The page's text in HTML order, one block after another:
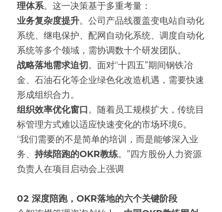
理体系。这一决策基于多重考量：
业务复杂度提升。公司产品线覆盖变电站自动化
系统、继电保护、配网自动化系统、调度自动化
系统等多个领域，需协调数十个研发团队。
战略落地需求迫切。面对“十四五”期间钢铁冶
金、石油石化等企业绿色化改造机遇，需要快速
形成组织合力。
组织效率优化窗口。随着员工规模扩大，传统目
标管理方式难以适应快速变化的市场环境6。
“我们需要的不是简单的培训，而是能够深入业
务、 持续陪跑的OKR教练。”四方股份人力资源
负责人在项目启动会上强调
02 深度陪跑，OKR落地的六个关键阶段